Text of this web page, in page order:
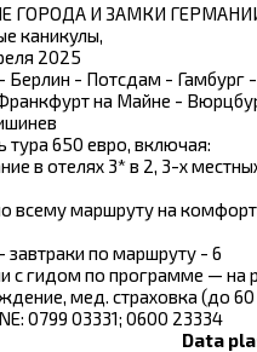
ГОРОДА И ЗАМКИ
каникулы,
2025
Берлин - Потсдам - Гамбург
на Майне -
тура 650 евро, включая:
в отелях 3* в 2, 3-х
всему маршруту на
завтраки по маршруту - 6
с гидом по программе — на
мед. страховка (до 60
0799 03331; 0600 23334
Data